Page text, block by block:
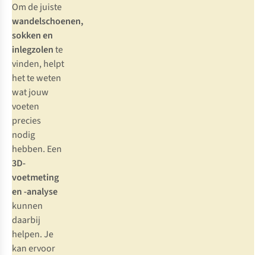
Om de juiste
wandelschoenen,
sokken en
inlegzolente
vinden, helpt
het te weten
wat jouw
voeten
precies
nodig
hebben. Een
3D-
voetmeting
en -analyse
kunnen
daarbij
helpen. Je
kan ervoor